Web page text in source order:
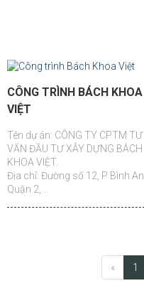
CÔNG TRÌNH BÁCH KHOA
VIỆT
Tên dự án: CÔNG TY CPTM TƯ
VẤN ĐẦU TƯ XÂY DỰNG BÁCH
KHOA VIỆT.
Địa chỉ: Đường số 12, P Bình An,
Quận 2,...
« 1